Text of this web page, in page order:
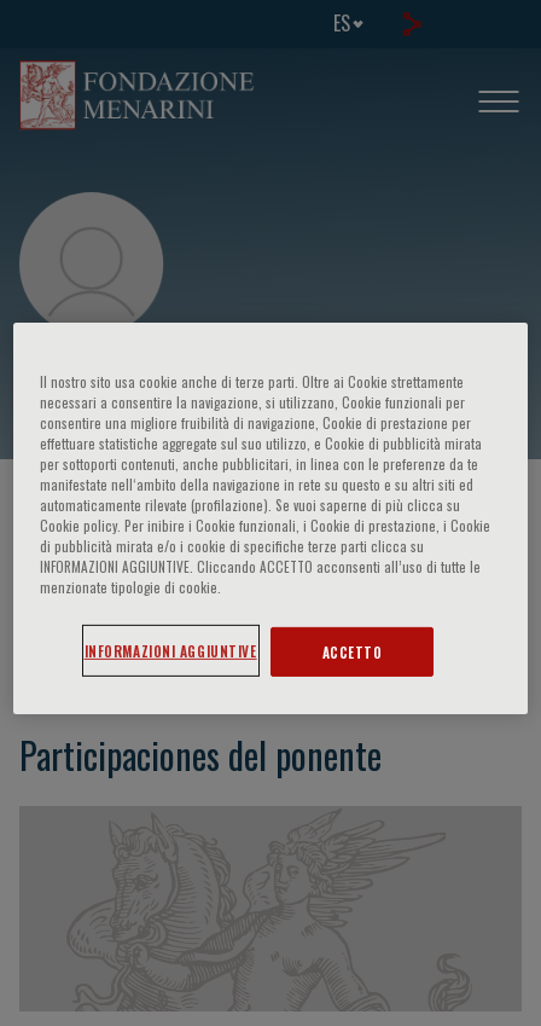
ES
Giulio Guagliumi
HOME PAGE / CURSOS Y EVENTOS / ORADOR
Giulio Guagliumi
Participaciones del ponente
Il nostro sito usa cookie anche di terze parti. Oltre ai Cookie strettamente
necessari a consentire la navigazione, si utilizzano, Cookie funzionali per
consentire una migliore fruibilità di navigazione, Cookie di prestazione per
effettuare statistiche aggregate sul suo utilizzo, e Cookie di pubblicità mirata
per sottoporti contenuti, anche pubblicitari, in linea con le preferenze da te
manifestate nell‘ambito della navigazione in rete su questo e su altri siti ed
automaticamente rilevate (profilazione). Se vuoi saperne di più clicca su
Cookie policy. Per inibire i Cookie funzionali, i Cookie di prestazione, i Cookie
di pubblicità mirata e/o i cookie di specifiche terze parti clicca su
INFORMAZIONI AGGIUNTIVE. Cliccando ACCETTO acconsenti all’uso di tutte le
menzionate tipologie di cookie.
INFORMAZIONI AGGIUNTIVE ACCETTO